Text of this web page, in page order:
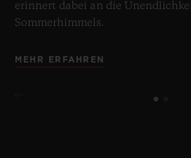
erinnert dabei an die
Sommerhimmels.
MEHR ERFAHREN